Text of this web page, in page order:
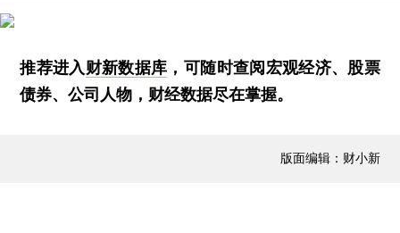
推荐进入财新数据库 ，可随时查阅宏观经济、股票
债券、公司人物，财经数据尽在掌握。
版面编辑：财小新